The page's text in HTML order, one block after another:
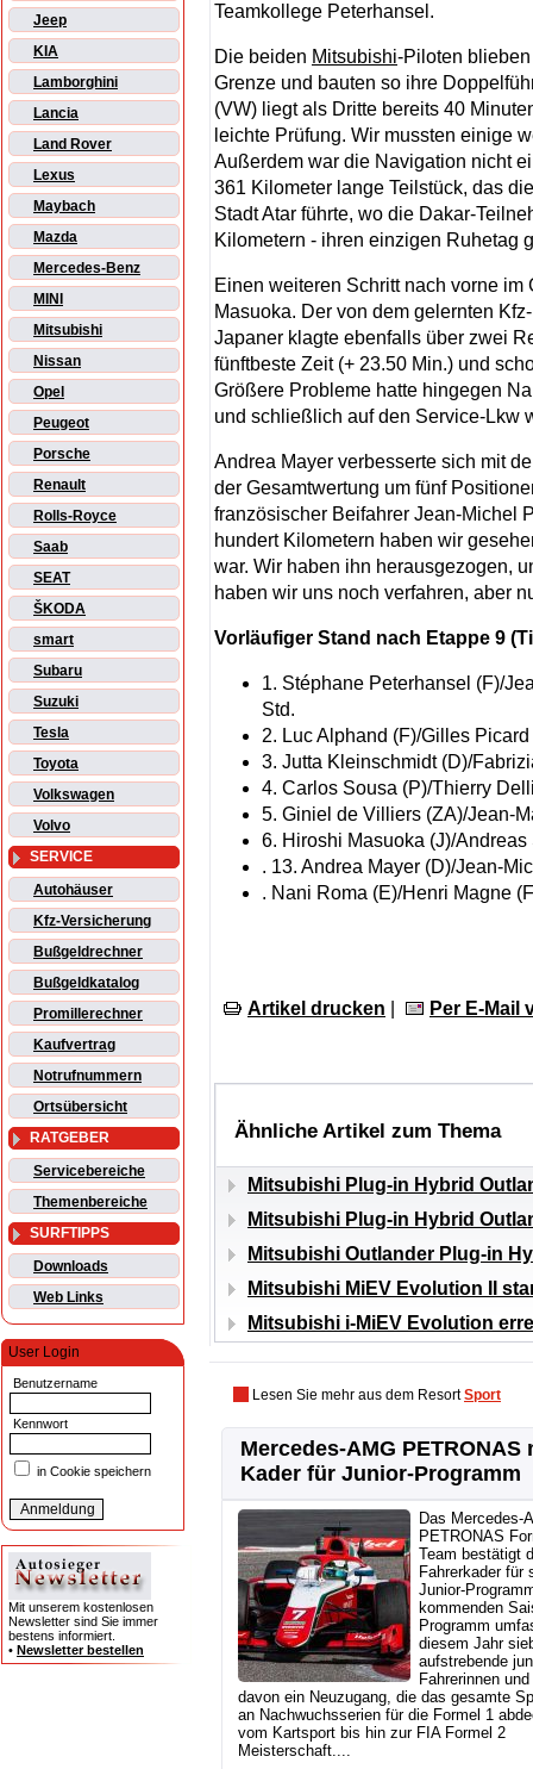
Jeep
KIA
Lamborghini
Lancia
Land Rover
Lexus
Maybach
Mazda
Mercedes-Benz
MINI
Mitsubishi
Nissan
Opel
Peugeot
Porsche
Renault
Rolls-Royce
Saab
SEAT
ŠKODA
smart
Subaru
Suzuki
Tesla
Toyota
Volkswagen
Volvo
SERVICE
Autohäuser
Kfz-Versicherung
Bußgeldrechner
Bußgeldkatalog
Promillerechner
Kaufvertrag
Notrufnummern
Ortsübersicht
RATGEBER
Servicebereiche
Themenbereiche
SURFTIPPS
Downloads
Web Links
User Login
Benutzername
Kennwort
in Cookie speichern
Mit unserem kostenlosen
Newsletter sind Sie immer
bestens informiert.
• Newsletter bestellen
Teamkollege Peterhansel.
Die beiden Mitsubishi-Piloten
Grenze und bauten so ihre
(VW) liegt als Dritte bereits 40
leichte Prüfung. Wir mussten einige
Außerdem war die Navigation nicht
361 Kilometer lange Teilstück, das
Stadt Atar führte, wo die Dakar-
Kilometern - ihren einzigen Ruhetag
Einen weiteren Schritt nach vorne
Masuoka. Der von dem gelernten
Japaner klagte ebenfalls über zwei
fünftbeste Zeit (+ 23.50 Min.) und
Größere Probleme hatte hingegen
und schließlich auf den Service-Lkw
Andrea Mayer verbesserte sich mit
der Gesamtwertung um fünf
französischer Beifahrer Jean-Michel
hundert Kilometern haben wir
war. Wir haben ihn herausgezogen,
haben wir uns noch verfahren, aber
Vorläufiger Stand nach Etappe 9
1. Stéphane Peterhansel (F)/
Std.
2. Luc Alphand (F)/Gilles
3. Jutta Kleinschmidt (D)/
4. Carlos Sousa (P)/Thierry
5. Giniel de Villiers (ZA)/Jean-
6. Hiroshi Masuoka (J)/
. 13. Andrea Mayer (D)/Jean-
. Nani Roma (E)/Henri Magne
Artikel drucken Per E-Mail
Ähnliche Artikel zum Thema
Mitsubishi Plug-in Hybrid
Mitsubishi Plug-in Hybrid
Mitsubishi Outlander Plug-in
Mitsubishi MiEV Evolution II
Mitsubishi i-MiEV Evolution
Lesen Sie mehr aus dem ResortSport
Mercedes-AMG PETRONAS
Kader für Junior-Programm
Das Mercedes-
PETRONAS
Team bestätigt
Fahrerkader für
Junior-
kommenden
Programm
diesem Jahr
aufstrebende
Fahrerinnen
davon ein Neuzugang, die das gesamte
an Nachwuchsserien für die Formel 1
vom Kartsport bis hin zur FIA Formel 2
Meisterschaft....